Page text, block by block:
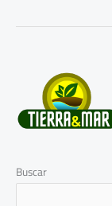
Buscar